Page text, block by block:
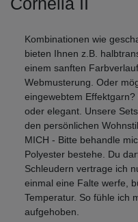
Kombinationen wie
bieten Ihnen z.B.
einem sanften
Webmusterung. Oder
eingewebtem
oder elegant. Unsere
den persönlichen
MICH - Bitte behandle
Polyester bestehe. Du
Schleudern vertrage ich
einmal eine Falte werfe,
Temperatur. So fühle ich
aufgehoben.